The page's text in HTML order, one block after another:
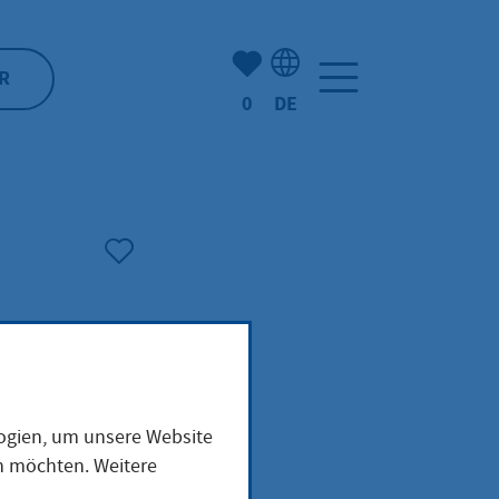
Anzahl der gemerkten
0 DE
um unsere Website
möchten. Weitere